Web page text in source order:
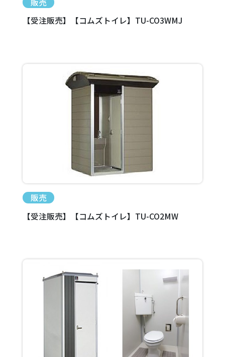
【受注販売】【コムズトイレ】TU-CO3WMJ
販売
【受注販売】【コムズトイレ】TU-CO2MW